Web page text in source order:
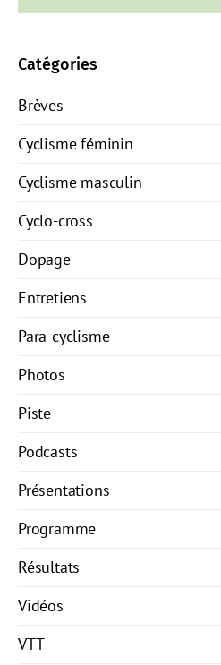
Catégories
Brèves
Cyclisme féminin
Cyclisme masculin
Cyclo-cross
Dopage
Entretiens
Para-cyclisme
Photos
Piste
Podcasts
Présentations
Programme
Résultats
Vidéos
VTT